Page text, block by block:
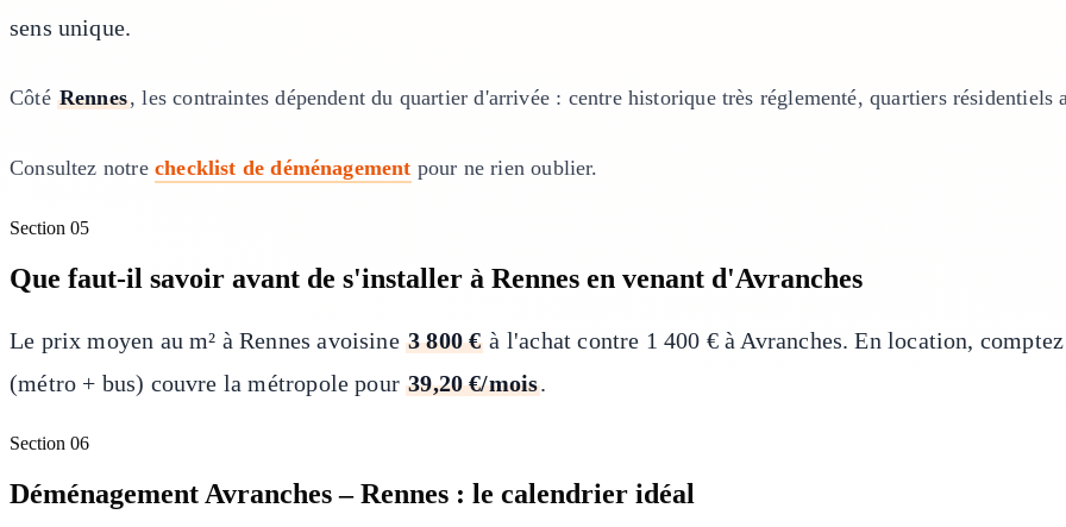
sens unique.
Côté Rennes, les contraintes dépendent du quartier d'arrivée : centre historique très réglementé, quartiers
Consultez notre checklist de déménagement pour ne rien oublier.
Section 05
Que faut-il savoir avant de s'installer à Rennes en venant d'Avranches
Le prix moyen au m² à Rennes avoisine 3 800 € à l'achat contre 1 400 € à Avranches. En location,
(métro + bus) couvre la métropole pour39,20 €/mois.
Section 06
Déménagement Avranches – Rennes : le calendrier idéal